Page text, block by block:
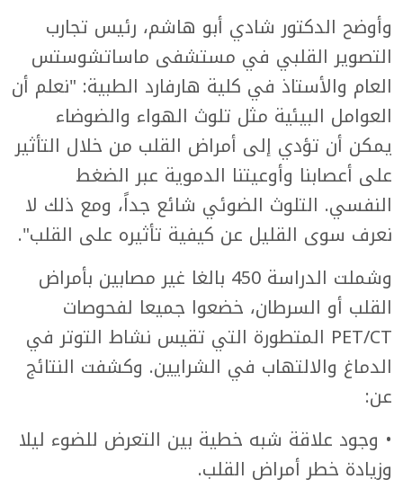
وأوضح الدكتور شادي أبو هاشم، رئيس تجارب
التصوير القلبي في مستشفى ماساتشوستس
العام والأستاذ في كلية هارفارد الطبية: "نعلم أن
العوامل البيئية مثل تلوث الهواء والضوضاء
يمكن أن تؤدي إلى أمراض القلب من خلال التأثير
على أعصابنا وأوعيتنا الدموية عبر الضغط
النفسي. التلوث الضوئي شائع جداً، ومع ذلك لا
نعرف سوى القليل عن كيفية تأثيره على القلب".
وشملت الدراسة 450 بالغا غير مصابين بأمراض
القلب أو السرطان، خضعوا جميعا لفحوصات
PET/CT المتطورة التي تقيس نشاط التوتر في
الدماغ والالتهاب في الشرايين. وكشفت النتائج
عن:
• وجود علاقة شبه خطية بين التعرض للضوء ليلا
وزيادة خطر أمراض القلب.